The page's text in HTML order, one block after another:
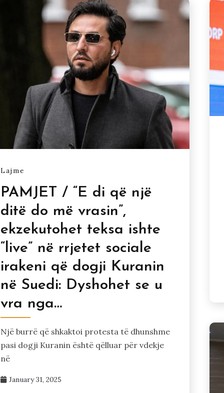
Lajme
PAMJET / “E di që një
ditë do më vrasin”,
ekzekutohet teksa ishte
“live” në rrjetet sociale
irakeni që dogji Kuranin
në Suedi: Dyshohet se u
vra nga…
Një burrë që shkaktoi protesta të dhunshme
pasi dogji Kuranin është qëlluar për vdekje
në
January 31, 2025